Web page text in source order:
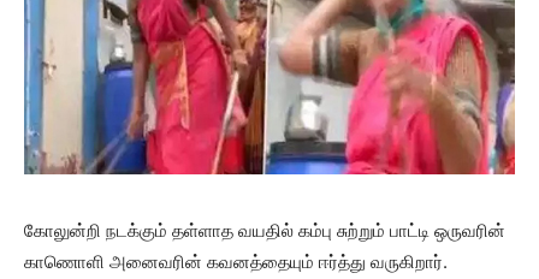
கோலுன்றி நடக்கும் தள்ளாத வயதில் கம்பு சுற்றும் பாட்டி ஒருவரின்
காணொளி அனைவரின் கவனத்தையும் ஈர்த்து வருகிறார்.